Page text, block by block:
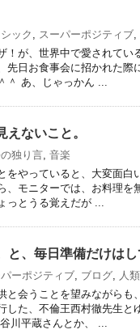
ック , スーパーポジティブ,
！が、世界中で愛されてい
先日お食事会に招かれた際
＾ あ、じゃっかん ...
えないこと。
独り言, 音楽
をやっていると、大変面白
、モニターでは、お料理
っとうる覚えだが ...
と、毎日準備だけはし
ーポジティブ, ブログ, 人
と会うことを望みながらも
した、不倫王西村徹先生と
川平蔵さんとか、 ...